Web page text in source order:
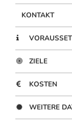
KONTAKT
ZIELE
KOSTEN
WEITERE